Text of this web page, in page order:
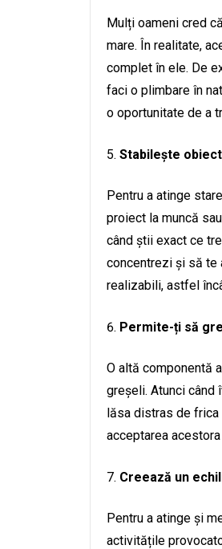
Mulți oameni cred
mare. În realitate,
complet în ele. De
faci o plimbare în
o oportunitate de a
Stabilește
Pentru a atinge
proiect la muncă
când știi exact ce
concentrezi și să te
realizabili, astfel
Permite-ți să
O altă componentă
greșeli. Atunci când
lăsa distras de frica
acceptarea
Creează un
Pentru a atinge și
activitățile